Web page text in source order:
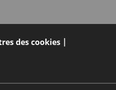
des cookies